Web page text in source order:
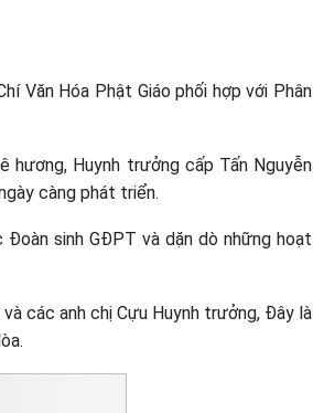
Văn Hóa Phật Giáo phối hợp với Phân
hương, Huynh trưởng cấp Tấn Nguyễn
càng phát triển.
sinh GĐPT và dặn dò những hoạt
các anh chị Cựu Huynh trưởng, Đây là